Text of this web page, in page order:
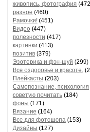
живопись, фотография
разное (460)
Рамочки! (451)
Видео (447)
полезности (417)
картинки (413)
позитив (379)
Эзотерика и фэн-шуй (299)
Все оздоровье и красоте.
Плейкасты (203)
Самопознание, психология
советую почитать (184)
фоны (171)
Вязание (164)
Все для фотошопа (153)
Дизайны (127)